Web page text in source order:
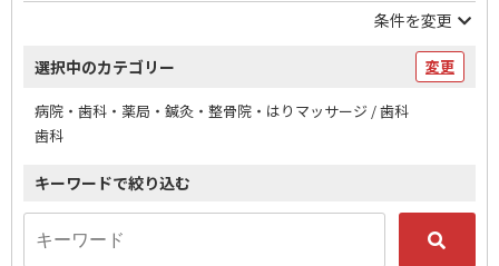
条件を変更
選択中のカテゴリー 変更
病院・歯科・薬局・鍼灸・整骨院・はりマッサージ / 歯科
歯科
キーワードで絞り込む